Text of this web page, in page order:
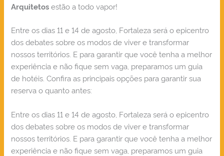
Arquitetos estão a todo vapor!
Entre os dias 11 e 14 de agosto, Fortaleza será o epicentro
dos debates sobre os modos de viver e transformar
nossos territórios. E para garantir que você tenha a melhor
experiência e não fique sem vaga, preparamos um guia
de hotéis. Confira as principais opções para garantir sua
reserva o quanto antes:
Entre os dias 11 e 14 de agosto, Fortaleza será o epicentro
dos debates sobre os modos de viver e transformar
nossos territórios. E para garantir que você tenha a melhor
experiência e não fique sem vaga, preparamos um guia